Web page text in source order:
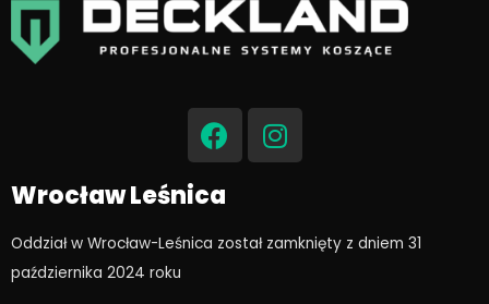
F
a
c
e
b
o
I
n
s
g
Wrocław Leśnica
Oddział w Wrocław-Leśnica został zamknięty z dniem 31
października 2024 roku​